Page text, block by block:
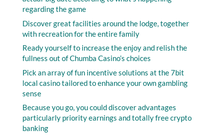
regarding the game
Discover great facilities around the lodge, together
with recreation for the entire family
Ready yourself to increase the enjoy and relish the
fullness out of Chumba Casino’s choices
Pick an array of fun incentive solutions at the 7bit
local casino tailored to enhance your own gambling
sense
Because you go, you could discover advantages
particularly priority earnings and totally free crypto
banking